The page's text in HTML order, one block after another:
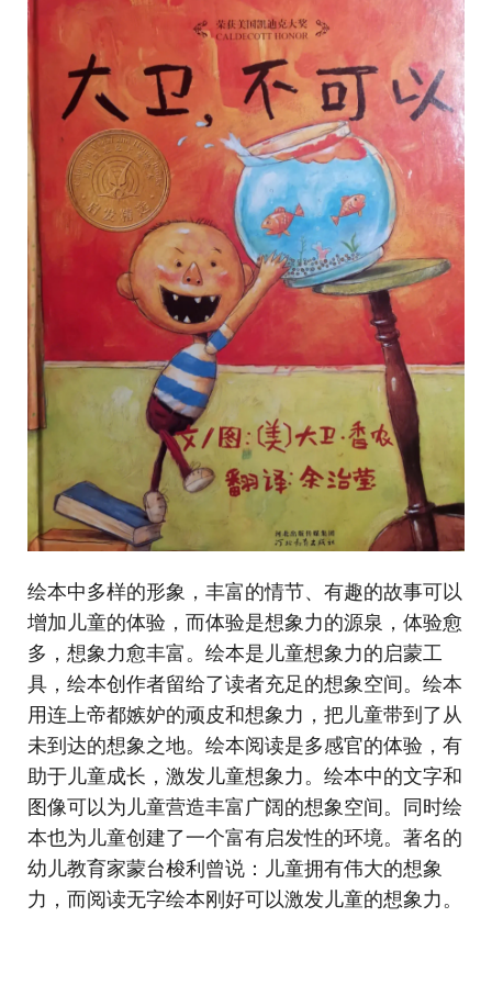
​绘本中多样的形象，丰富的情节、有趣的故事可以
增加儿童的体验，而体验是想象力的源泉，体验愈
多，想象力愈丰富。绘本是儿童想象力的启蒙工
具，绘本创作者留给了读者充足的想象空间。绘本
用连上帝都嫉妒的顽皮和想象力，把儿童带到了从
未到达的想象之地。绘本阅读是多感官的体验，有
助于儿童成长，激发儿童想象力。绘本中的文字和
图像可以为儿童营造丰富广阔的想象空间。同时绘
本也为儿童创建了一个富有启发性的环境。著名的
幼儿教育家蒙台梭利曾说：儿童拥有伟大的想象
力，而阅读无字绘本刚好可以激发儿童的想象力。